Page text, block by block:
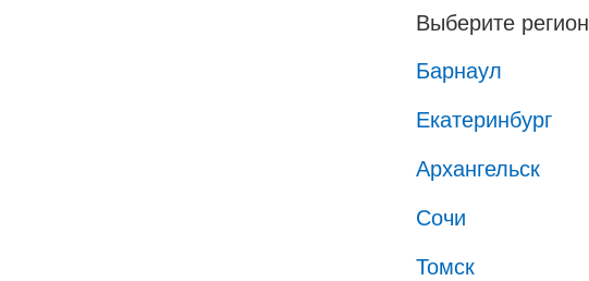
Выберите регион
Барнаул
Екатеринбург
Архангельск
Сочи
Томск